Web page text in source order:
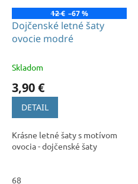
12 € –67 %
Dojčenské letné šaty
ovocie modré
Skladom
3,90 €
DETAIL
Krásne letné šaty s motívom
ovocia - dojčenské šaty
68